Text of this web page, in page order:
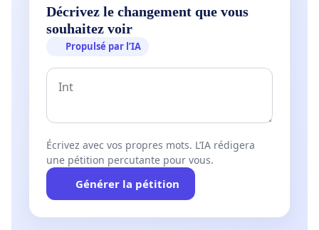
Décrivez le changement que vous
souhaitez voir
Propulsé par l’IA
Écrivez avec vos propres mots. L’IA rédigera
une pétition percutante pour vous.
Générer la pétition